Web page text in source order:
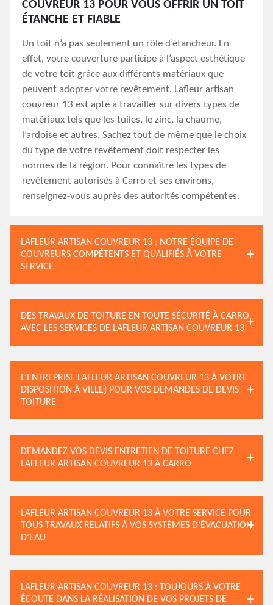
COUVREUR 13 POUR VOUS OFFRIR UN TOIT
ÉTANCHE ET FIABLE
Un toit n’a pas seulement un rôle d’étancheur. En
effet, votre couverture participe à l’aspect esthétique
de votre toit grâce aux différents matériaux que
peuvent adopter votre revêtement. Lafleur artisan
couvreur 13 est apte à travailler sur divers types de
matériaux tels que les tuiles, le zinc, la chaume,
l’ardoise et autres. Sachez tout de même que le choix
du type de votre revêtement doit respecter les
normes de la région. Pour connaître les types de
revêtement autorisés à Carro et ses environs,
renseignez-vous auprès des autorités compétentes.
LAFLEUR ARTISAN COUVREUR 13 : NOTRE ÉQUIPE DE
COUVREURS COMPÉTENTS ET QUALIFIÉS À VOTRE
SERVICE
DES TRAVAUX DE TOITURE EN TOUTE SÉCURITÉ À CARRO
AVEC LES SERVICES DE LAFLEUR ARTISAN COUVREUR 13
L’ENTREPRISE LAFLEUR ARTISAN COUVREUR 13 À VOTRE
DISPOSITION À VILLE} POUR VOS DEMANDES DE DEVIS
TOITURE
DEMANDEZ VOS DEVIS ENTRETIEN DE TOITURE CHEZ
LAFLEUR ARTISAN COUVREUR 13 À CARRO
LAFLEUR ARTISAN COUVREUR 13 À VOTRE SERVICE POUR
TOUS TRAVAUX RELATIFS À VOS SYSTÈMES D’ÉVACUATION
D’EAU
LAFLEUR ARTISAN COUVREUR 13 : TOUJOURS À VOTRE
ÉCOUTE DANS LA RÉALISATION DE VOS PROJETS DE